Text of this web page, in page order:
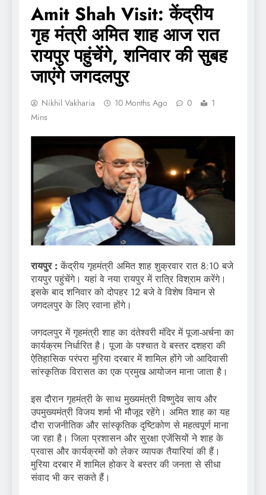
Amit Shah Visit: केंद्रीय
गृह मंत्री अमित शाह आज रात
रायपुर पहुंचेंगे, शनिवार की सुबह
जाएंगे जगदलपुर
Nikhil Vakharia 10 Months Ago 0
1
Mins
रायपुर : केंद्रीय गृहमंत्री अमित शाह शुक्रवार रात 8:10 बजे
रायपुर पहुंचेंगे। यहां वे नया रायपुर में रात्रि विश्राम करेंगे।
इसके बाद शनिवार को दोपहर 12 बजे वे विशेष विमान से
जगदलपुर के लिए रवाना होंगे।
जगदलपुर में गृहमंत्री शाह का दंतेश्वरी मंदिर में पूजा-अर्चना का
कार्यक्रम निर्धारित है। पूजा के पश्चात वे बस्तर दशहरा की
ऐतिहासिक परंपरा मुरिया दरबार में शामिल होंगे जो आदिवासी
सांस्कृतिक विरासत का एक प्रमुख आयोजन माना जाता है।
इस दौरान गृहमंत्री के साथ मुख्यमंत्री विष्णुदेव साय और
उपमुख्यमंत्री विजय शर्मा भी मौजूद रहेंगे। अमित शाह का यह
दौरा राजनीतिक और सांस्कृतिक दृष्टिकोण से महत्वपूर्ण माना
जा रहा है। जिला प्रशासन और सुरक्षा एजेंसियों ने शाह के
प्रवास और कार्यक्रमों को लेकर व्यापक तैयारियां की हैं।
मुरिया दरबार में शामिल होकर वे बस्तर की जनता से सीधा
संवाद भी कर सकते हैं।